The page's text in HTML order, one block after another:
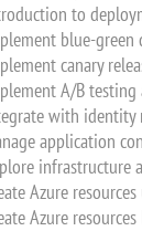
to
blue-
canary
A/B
with identity
application
infrastructure
Azure
Azure